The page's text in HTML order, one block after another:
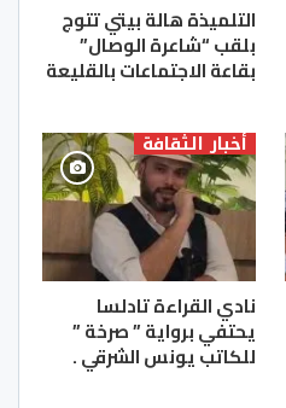
التلميذة هالة بيتي تتوج
بلقب “شاعرة الوصال”
بقاعة الاجتماعات بالقليعة
أخبار الثقافة
نادي القراءة تادلسا
يحتفي برواية ” صرخة ”
للكاتب يونس الشرقي .